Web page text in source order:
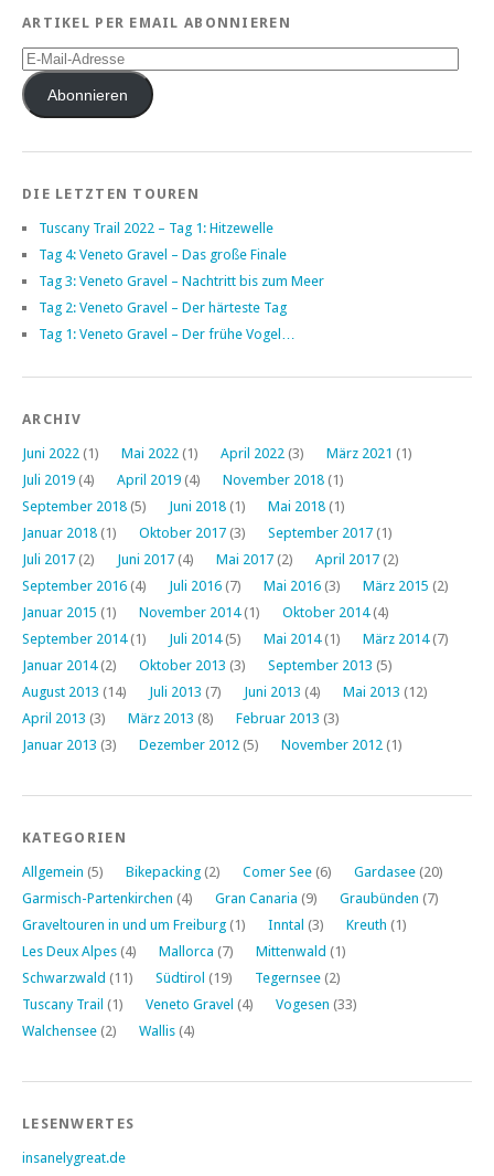
ARTIKEL PER EMAIL ABONNIEREN
E-
Mail-
AdresseAbonnieren
DIE LETZTEN TOUREN
Tuscany Trail 2022 – Tag 1: Hitzewelle
Tag 4: Veneto Gravel – Das große Finale
Tag 3: Veneto Gravel – Nachtritt bis zum Meer
Tag 2: Veneto Gravel – Der härteste Tag
Tag 1: Veneto Gravel – Der frühe Vogel…
ARCHIV
Juni 2022 (1) Mai 2022 (1) April 2022 (3) März 2021 (1)
Juli 2019 (4) April 2019 (4) November 2018 (1)
September 2018 (5) Juni 2018 (1) Mai 2018 (1)
Januar 2018 (1) Oktober 2017 (3) September 2017 (1)
Juli 2017 (2) Juni 2017 (4) Mai 2017 (2) April 2017 (2)
September 2016 (4) Juli 2016 (7) Mai 2016 (3) März 2015 (2)
Januar 2015 (1) November 2014(1) Oktober 2014(4)
September 2014(1) Juli 2014(5) Mai 2014(1) März 2014(7)
Januar 2014(2) Oktober 2013 (3) September 2013 (5)
August 2013 (14) Juli 2013 (7) Juni 2013 (4) Mai 2013 (12)
April 2013 (3) März 2013 (8) Februar 2013 (3)
Januar 2013 (3) Dezember 2012 (5) November 2012 (1)
KATEGORIEN
Allgemein (5) Bikepacking (2) Comer See (6) Gardasee (20)
Garmisch-Partenkirchen (4) Gran Canaria (9) Graubünden (7)
Graveltouren in und um Freiburg (1) Inntal (3) Kreuth (1)
Les Deux Alpes (4) Mallorca (7) Mittenwald (1)
Schwarzwald (11) Südtirol (19) Tegernsee (2)
Tuscany Trail (1) Veneto Gravel (4) Vogesen (33)
Walchensee (2) Wallis (4)
LESENWERTES
insanelygreat.de